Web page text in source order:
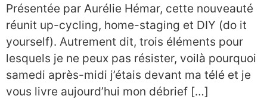
Présentée par Aurélie Hémar, cette nouveauté
réunit up-cycling, home-staging et DIY (do it
yourself). Autrement dit, trois éléments pour
lesquels je ne peux pas résister, voilà pourquoi
samedi après-midi j’étais devant ma télé et je
vous livre aujourd’hui mon débrief […]